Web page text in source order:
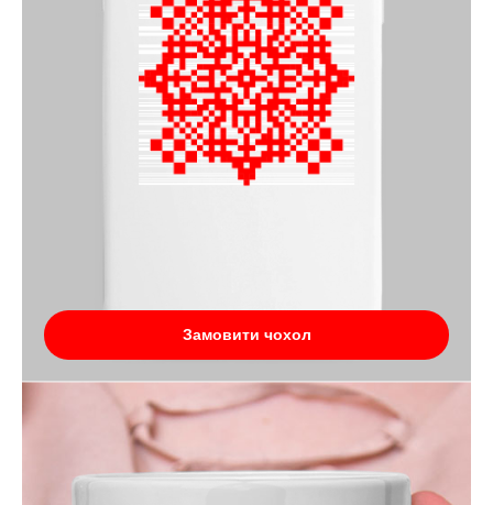
Замовити чохол